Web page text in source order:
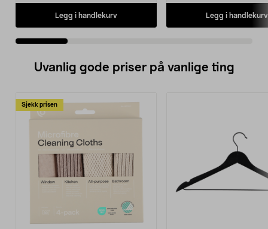
Legg i handlekurv Legg i handlekurv
Uvanlig gode priser på vanlige ting
Sjekk prisen